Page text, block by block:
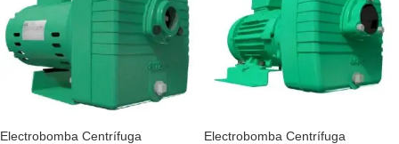
Electrobomba Centrífuga
Electrobomba Centrífuga